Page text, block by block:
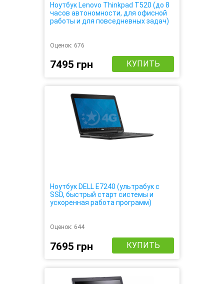
Ноутбук Lenovo Thinkpad T520 (до 8
часов автономности, для офисной
работы и для повседневных задач)
Оценок: 676
7495 грн КУПИТЬ
Ноутбук DELL E7240 (ультрабук с
SSD, быстрый старт системы и
ускоренная работа программ)
Оценок: 644
7695 грн КУПИТЬ